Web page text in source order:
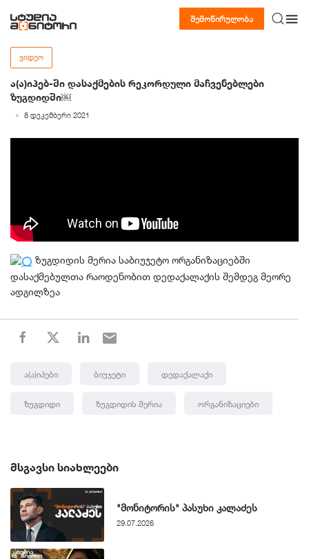
შემოწირულობა
ᲕᲘᲓᲔᲝ
ა(ა)იპებ-ში დასაქმების რეკორდული მაჩვენებლები
ზუგდიდში￼
8 დეკემბერი 2021
ზუგდიდის მერია საბიუჯეტო ორგანიზაციებში
დასაქმებულთა რაოდენობით დედაქალაქის შემდეგ მეორე
ადგილზეა
Ა(ა)იპები Ბიუჯეტი Დედაქალაქი
Ზუგდიდი Ზუგდიდის Მერია Ორგანიზაციები
ᲛᲡᲒᲐᲕᲡᲘ ᲡᲘᲐᲮᲚᲔᲔᲑᲘ
"მონიტორის" პასუხი კალაძეს
29.07.2026